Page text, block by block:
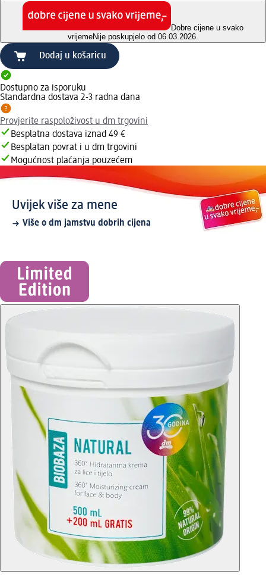
Dobre cijene u svako
vrijemeNije poskupjelo od 06.03.2026.
Dodaj u košaricu
Dostupno za isporuku
Standardna dostava 2-3 radna dana
Provjerite raspoloživost u dm trgovini
Besplatna dostava iznad 49 €
Besplatan povrat i u dm trgovini
Mogućnost plaćanja pouzećem
Uvijek više za mene
Više o dm jamstvu dobrih cijena